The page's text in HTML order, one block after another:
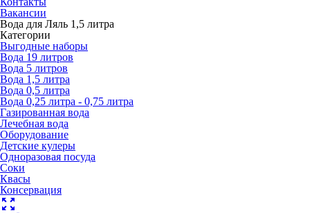
Вакансии
Вода для Ляль 1,5 литра
Категории
Выгодные наборы
Вода 19 литров
Вода 5 литров
Вода 1,5 литра
Вода 0,5 литра
Вода 0,25 литра - 0,75 литра
Газированная вода
Лечебная вода
Оборудование
Детские кулеры
Одноразовая посуда
Соки
Квасы
Консервация
zoom_out_map